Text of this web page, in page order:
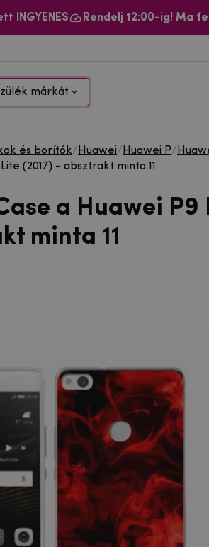
INGYENES Rendelj 12:00-ig! Ma
márkát
és borítók/ Huawei/ Huawei P/
(2017) - absztrakt minta 11
a Huawei P9
minta 11